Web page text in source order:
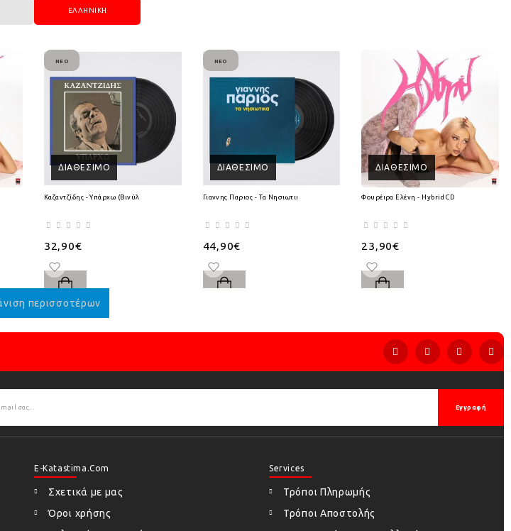
ΕΛΛΗΝΙΚΉ
ΔΙΑΘΈΣΙΜΟ
ΝΈΟ
Καζαντζίδης - Υπάρχω (Βινύλιο Lp)
32,90€
ΔΙΑΘΈΣΙΜΟ
ΝΈΟ
Γιαννης Παριος - Τα Νησιωτικα (2Lp) (Βινύλιο)
44,90€
ΔΙΑΘΈΣΙΜΟ
Φουρέιρα Ελένη - Hybrid CD
23,90€
Εγγραφή
E-Katastima.com
Σχετικά με μας
Όροι χρήσης
Services
Τρόποι Πληρωμής
Τρόποι Αποστολής